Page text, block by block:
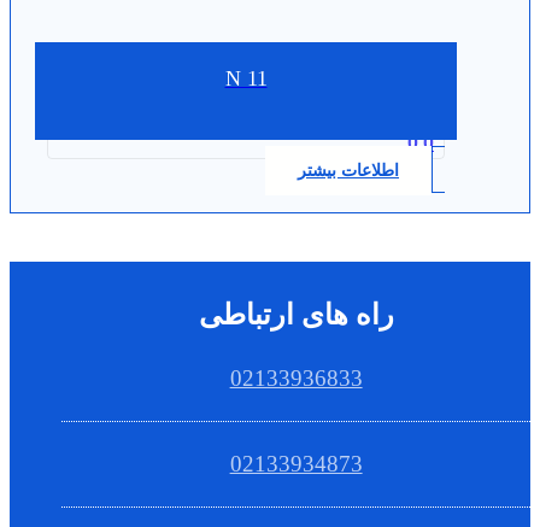
N 11
0.0
اطلاعات بیشتر
راه های ارتباطی
02133936833
02133934873